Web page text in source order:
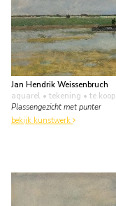
Jan Hendrik Weissenbruch
aquarel • tekening • te koop
Plassengezicht met punter
bekijk kunstwerk